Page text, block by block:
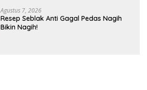
Agustus 7, 2026
Resep Seblak Anti Gagal Pedas Nagih
Bikin Nagih!